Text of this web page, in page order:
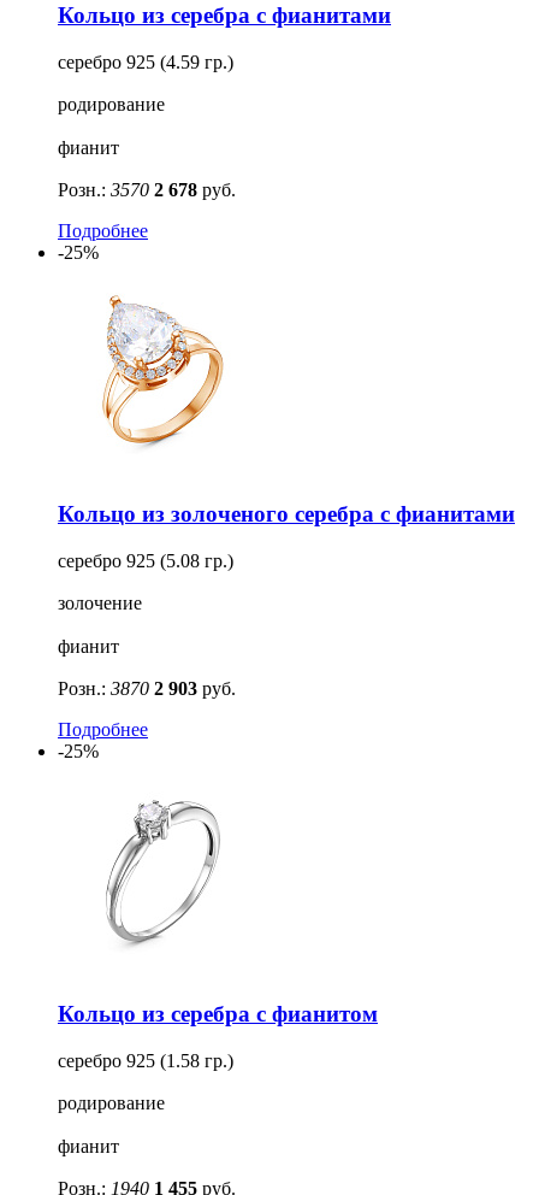
Кольцо из серебра с фианитами
серебро 925 (4.59 гр.)
родирование
фианит
Розн.: 3570 2 678 руб.
Подробнее
-25%
Кольцо из золоченого серебра с фианитами
серебро 925 (5.08 гр.)
золочение
фианит
Розн.: 3870 2 903 руб.
Подробнее
-25%
Кольцо из серебра с фианитом
серебро 925 (1.58 гр.)
родирование
фианит
Розн.: 1940 1 455 руб.